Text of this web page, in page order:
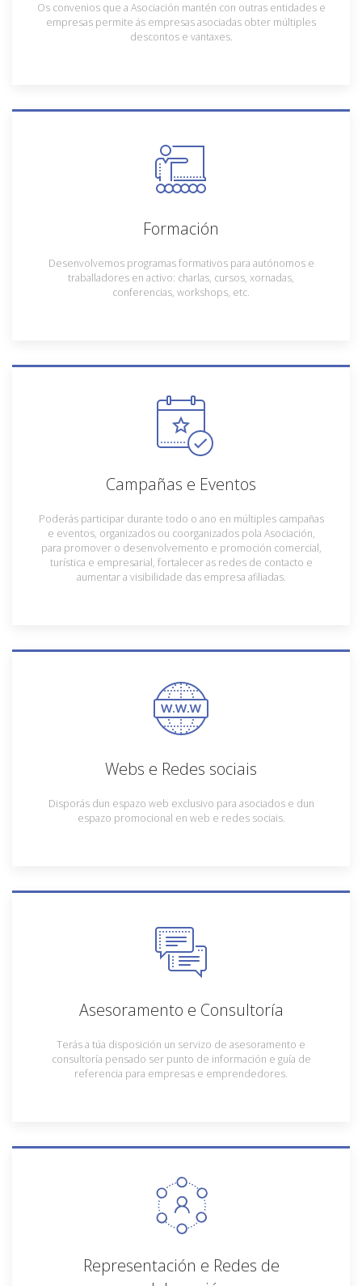
Os convenios que a Asociación mantén con outras entidades e
empresas permite ás empresas asociadas obter múltiples
descontos e vantaxes.
Formación
Desenvolvemos programas formativos para autónomos e
traballadores en activo: charlas, cursos, xornadas,
conferencias, workshops, etc.
Campañas e Eventos
Poderás participar durante todo o ano en múltiples campañas
e eventos, organizados ou coorganizados pola Asociación,
para promover o desenvolvemento e promoción comercial,
turística e empresarial, fortalecer as redes de contacto e
aumentar a visibilidade das empresa afiliadas.
Webs e Redes sociais
Disporás dun espazo web exclusivo para asociados e dun
espazo promocional en web e redes sociais.
Asesoramento e Consultoría
Terás a túa disposición un servizo de asesoramento e
consultoría pensado ser punto de información e guía de
referencia para empresas e emprendedores.
Representación e Redes de